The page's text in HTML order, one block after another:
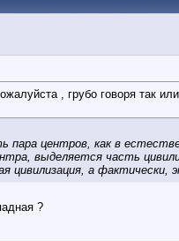
, грубо говоря так
пара центров, как в
выделяется часть
а фактически,
?